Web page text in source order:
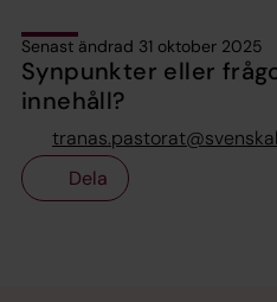
Senast ändrad 31 oktober 2025
Synpunkter eller
innehåll?
Dela